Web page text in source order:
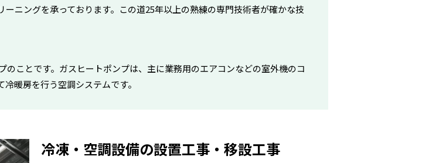
ニングを承っております。この道25年以上の熟練の専門技術者が確かな技
ことです。ガスヒートポンプは、主に業務用のエアコンなどの室外機のコ
暖房を行う空調システムです。
冷凍・空調設備の設置工事・移設工事